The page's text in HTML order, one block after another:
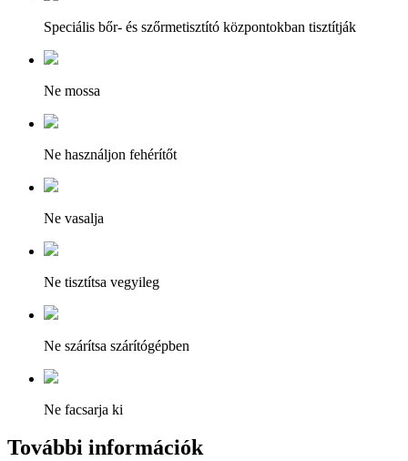
Speciális bőr- és szőrmetisztító központokban tisztítják
Ne mossa
Ne használjon fehérítőt
Ne vasalja
Ne tisztítsa vegyileg
Ne szárítsa szárítógépben
Ne facsarja ki
További információk